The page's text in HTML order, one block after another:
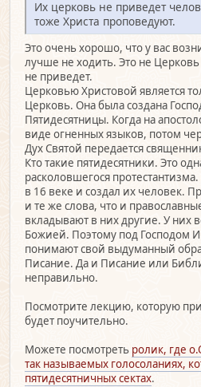
Их церковь не приведет
тоже Христа проповедуют.
Это очень хорошо, что у вас
лучше не ходить. Это не
не приведет.
Церковью Христовой является
Церковь. Она была создана
Пятидесятницы. Когда на
виде огненных языков, потом
Дух Святой передается
Кто такие пятидесятники. Это
расколовшегося
в 16 веке и создал их человек.
и те же слова, что и
вкладывают в них другие. У них
Божией. Поэтому под Господом
понимают свой выдуманный
Писание. Да и Писание или
неправильно.
Посмотрите лекцию, которую
будет поучительно.
Можете посмотреть ролик, где
так называемых голосоланиях,
пятидесятничных сектах.